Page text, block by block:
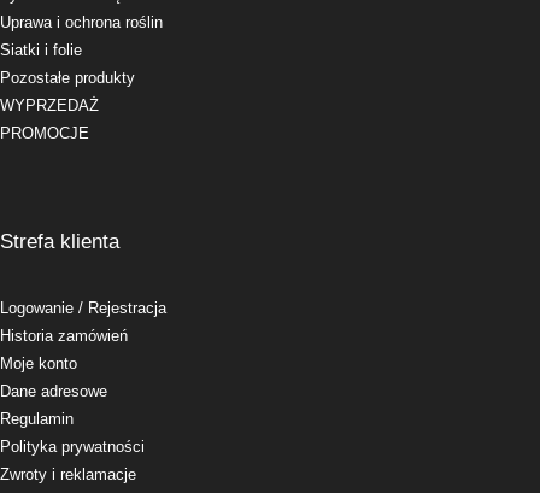
Uprawa i ochrona roślin
Siatki i folie
Pozostałe produkty
WYPRZEDAŻ
PROMOCJE
Strefa klienta
Logowanie / Rejestracja
Historia zamówień
Moje konto
Dane adresowe
Regulamin
Polityka prywatności
Zwroty i reklamacje